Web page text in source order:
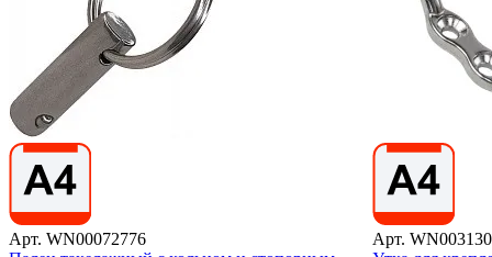
Арт. WN00072776
Арт.